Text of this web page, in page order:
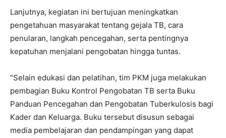
Lanjutnya, kegiatan ini bertujuan meningkatkan
pengetahuan masyarakat tentang gejala TB, cara
penularan, langkah pencegahan, serta pentingnya
kepatuhan menjalani pengobatan hingga tuntas.
“Selain edukasi dan pelatihan, tim PKM juga melakukan
pembagian Buku Kontrol Pengobatan TB serta Buku
Panduan Pencegahan dan Pengobatan Tuberkulosis bagi
Kader dan Keluarga. Buku tersebut disusun sebagai
media pembelajaran dan pendampingan yang dapat